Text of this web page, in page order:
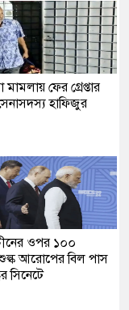
ফের গ্রেপ্তার
হাফিজুর
ওপর ১০০
আরোপের বিল পাস
সিনেটে